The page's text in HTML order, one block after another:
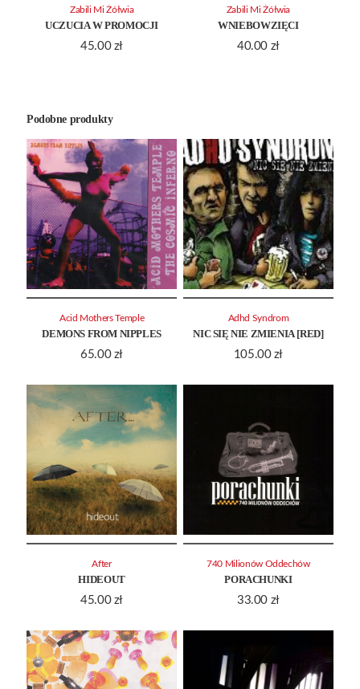
UCZUCIA W PROMOCJI
45.00 zł
Zabili Mi Żółwia
WNIEBOWZIĘCI
40.00 zł
Zabili Mi Żółwia
Podobne produkty
DEMONS FROM NIPPLES
65.00 zł
Acid Mothers Temple
NIC SIĘ NIE ZMIENIA [RED]
105.00 zł
Adhd Syndrom
HIDEOUT
45.00 zł
After
PORACHUNKI
33.00 zł
740 Milionów Oddechów